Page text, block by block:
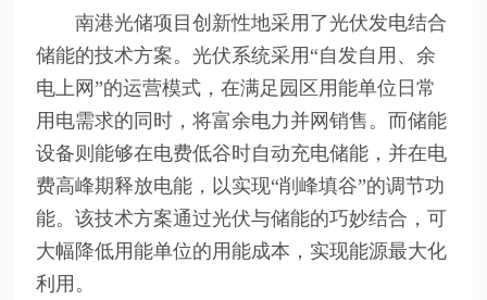
南港光储项目创新性地采用了光伏发电结合
储能的技术方案。光伏系统采用“自发自用、余
电上网”的运营模式，在满足园区用能单位日常
用电需求的同时，将富余电力并网销售。而储能
设备则能够在电费低谷时自动充电储能，并在电
费高峰期释放电能，以实现“削峰填谷”的调节功
能。该技术方案通过光伏与储能的巧妙结合，可
大幅降低用能单位的用能成本，实现能源最大化
利用。